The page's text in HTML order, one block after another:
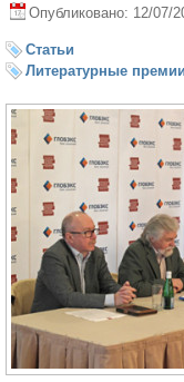
Опубликовано: 12/07/
Статьи
Литературные